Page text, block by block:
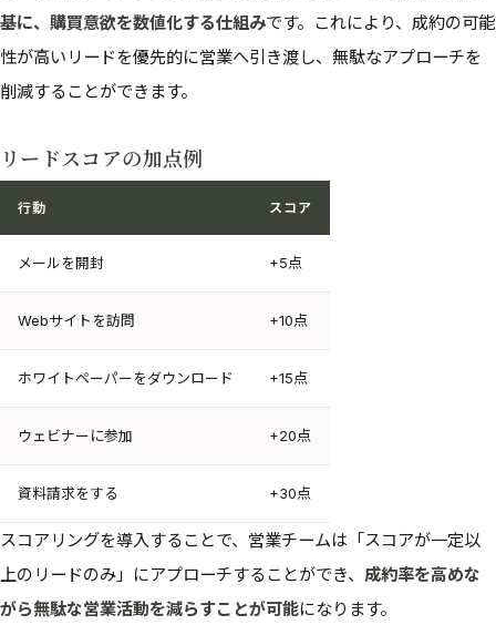
基に、購買意欲を数値化する仕組みです。これにより、成約の可能
性が高いリードを優先的に営業へ引き渡し、無駄なアプローチを
削減することができます。
リードスコアの加点例
行動 スコア
メールを開封 +5点
Webサイトを訪問 +10点
ホワイトペーパーをダウンロード +15点
ウェビナーに参加 +20点
資料請求をする +30点
スコアリングを導入することで、営業チームは「スコアが一定以
上のリードのみ」にアプローチすることができ、 成約率を高めな
がら無駄な営業活動を減らすことが可能になります。